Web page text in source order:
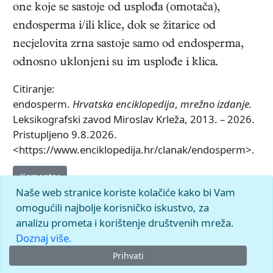
one koje se sastoje od usplođa (omotača),
endosperma i/ili klice, dok se žitarice od
necjelovita zrna sastoje samo od endosperma,
odnosno uklonjeni su im usplođe i klica.
Citiranje:
endosperm. Hrvatska enciklopedija, mrežno izdanje.
Leksikografski zavod Miroslav Krleža, 2013. – 2026.
Pristupljeno 9.8.2026.
<https://www.enciklopedija.hr/clanak/endosperm>.
Komentar
Naše web stranice koriste kolačiće kako bi Vam
omogućili najbolje korisničko iskustvo, za
analizu prometa i korištenje društvenih mreža.
Doznaj više.
Prihvati
© 2026.Leksikografski zavodMiroslav Krleža